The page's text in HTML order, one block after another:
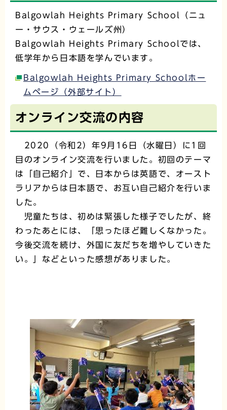
Balgowlah Heights Primary School（ニュ
ー・サウス・ウェールズ州）
Balgowlah Heights Primary Schoolでは、
低学年から日本語を学んでいます。
Balgowlah Heights Primary Schoolホー
ムページ（外部サイト）
オンライン交流の内容
2020（令和2）年9月16日（水曜日）に1回
目のオンライン交流を行いました。初回のテーマ
は「自己紹介」で、日本からは英語で、オースト
ラリアからは日本語で、お互い自己紹介を行いま
した。
児童たちは、初めは緊張した様子でしたが、終
わったあとには、「思ったほど難しくなかった。
今後交流を続け、外国に友だちを増やしていきた
い。」などといった感想がありました。